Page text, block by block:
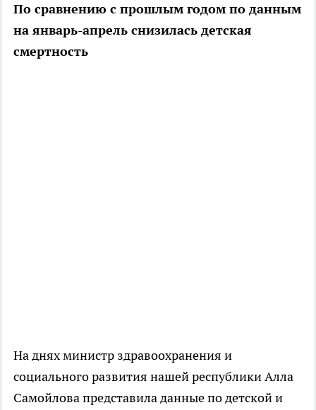
По сравнению с прошлым годом по данным
на январь-апрель снизилась детская
смертность
На днях министр здравоохранения и
социального развития нашей республики Алла
Самойлова представила данные по детской и